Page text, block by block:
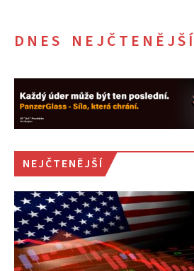
DNES NEJČTENĚJŠÍ
NEJČTENĚJŠÍ